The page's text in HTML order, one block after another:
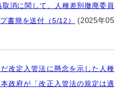
消に関して、人種差別撤廃委員
書簡を送付（5/12）
(2025年05
改定入管法に懸念を示した人種
政府が「改正入管法の規定は適